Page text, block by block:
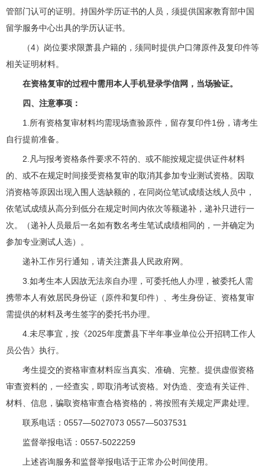
管部门认可的证明。持国外学历证书的人员，须提供国家教育部中国
留学服务中心出具的学历认证书。
（4）岗位要求限萧县户籍的，须同时提供户口簿原件及复印件等
相关证明材料。
在资格复审的过程中需用本人手机登录学信网，当场验证。
四、注意事项：
1.所有资格复审材料均需现场查验原件，留存复印件1份，请考生
自行提前准备。
2.凡与报考资格条件要求不符的、或不能按规定提供证件材料
的、或不在规定时间接受资格复审的取消其参加专业测试资格。因取
消资格等原因出现入围人选缺额的，在同岗位笔试成绩达线人员中，
依笔试成绩从高分到低分在规定时间内依次等额递补，递补只进行一
次。（递补人员最后一名如有数名考生笔试成绩相同的，一并确定为
参加专业测试人选）。
递补工作另行通知，请关注萧县人民政府网。
3.如考生本人因故无法亲自办理，可委托他人办理，被委托人需
携带本人有效居民身份证（原件和复印件）、考生身份证、资格复审
需提供的材料及考生签字的委托书办理。
4.未尽事宜，按《2025年度萧县下半年事业单位公开招聘工作人
员公告》执行。
考生提交的资格审查材料应当真实、准确、完整。提供虚假资格
审查资料的，一经查实，即取消考试资格。对伪造、变造有关证件、
材料、信息，骗取资格审查合格资格的，将按照有关规定严肃处理。
联系电话：0557—5027073 0557—5037531
监督举报电话：0557-5022259
上述咨询服务和监督举报电话于正常办公时间使用。